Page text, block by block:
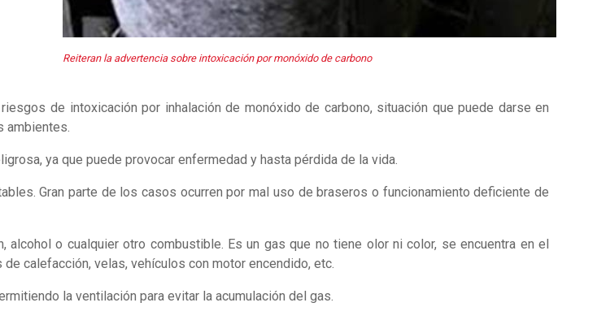
Reiteran la advertencia sobre intoxicación por monóxido de carbono
de intoxicación por inhalación de monóxido de carbono, situación que puede darse en
ambientes.
ya que puede provocar enfermedad y hasta pérdida de la vida.
Gran parte de los casos ocurren por mal uso de braseros o funcionamiento deficiente de
o cualquier otro combustible. Es un gas que no tiene olor ni color, se encuentra en el
calefacción, velas, vehículos con motor encendido, etc.
la ventilación para evitar la acumulación del gas.